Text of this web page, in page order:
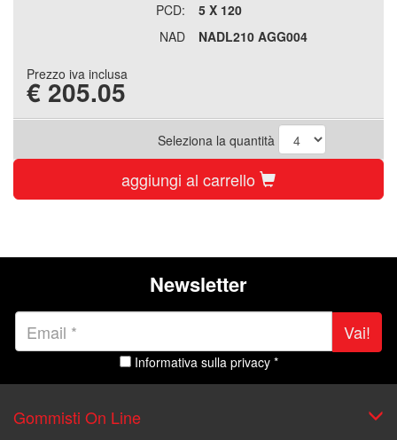
PCD:
5 X 120
NAD
NADL210 AGG004
Prezzo iva inclusa
€ 205.05
Seleziona la quantità
aggiungi al carrello
Newsletter
Vai!
Informativa sulla privacy *
Gommisti On Line